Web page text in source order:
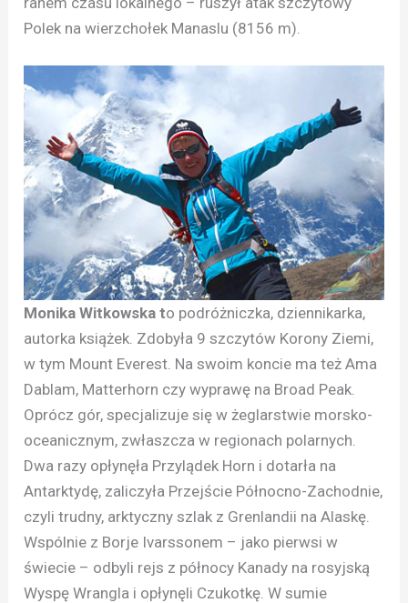
Polek na wierzchołek Manaslu (8156 m).
Monika Witkowska to podróżniczka, dziennikarka,
autorka książek. Zdobyła 9 szczytów Korony Ziemi,
w tym Mount Everest. Na swoim koncie ma też Ama
Dablam, Matterhorn czy wyprawę na Broad Peak.
Oprócz gór, specjalizuje się w żeglarstwie morsko-
oceanicznym, zwłaszcza w regionach polarnych.
Dwa razy opłynęła Przylądek Horn i dotarła na
Antarktydę, zaliczyła Przejście Północno-Zachodnie,
czyli trudny, arktyczny szlak z Grenlandii na Alaskę.
Wspólnie z Borje Ivarssonem – jako pierwsi w
świecie – odbyli rejs z północy Kanady na rosyjską
Wyspę Wrangla i opłynęli Czukotkę. W sumie